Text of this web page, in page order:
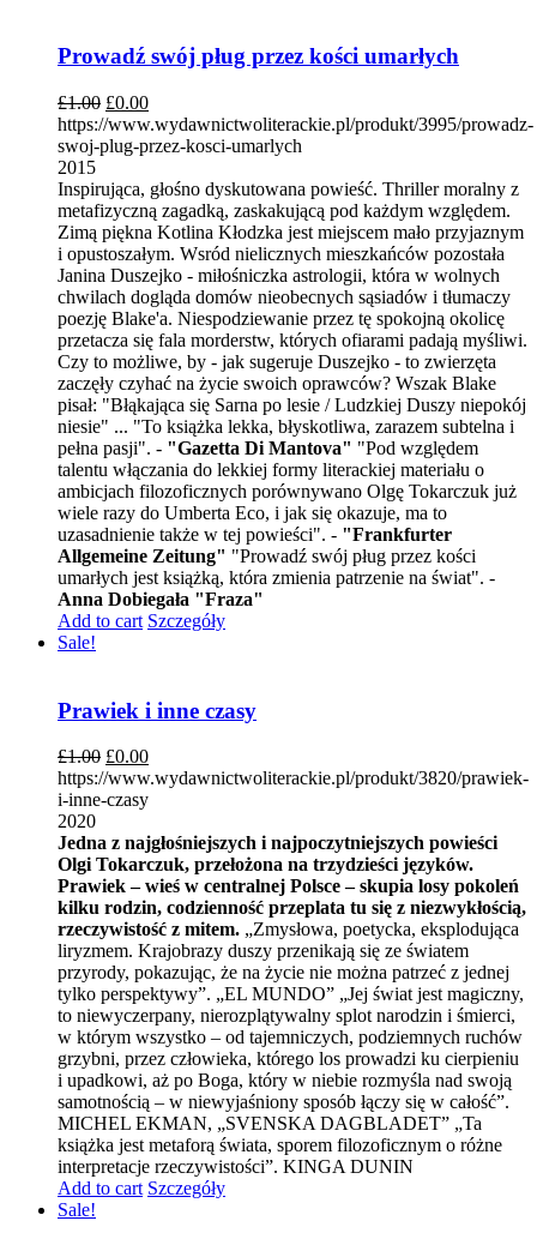
Prowadź swój pług przez kości umarłych
£1.00 £0.00
https://www.wydawnictwoliterackie.pl/produkt/3995/prowadz-
swoj-plug-przez-kosci-umarlych
2015
Inspirująca, głośno dyskutowana powieść. Thriller moralny z
metafizyczną zagadką, zaskakującą pod każdym względem.
Zimą piękna Kotlina Kłodzka jest miejscem mało przyjaznym
i opustoszałym. Wsród nielicznych mieszkańców pozostała
Janina Duszejko - miłośniczka astrologii, która w wolnych
chwilach dogląda domów nieobecnych sąsiadów i tłumaczy
poezję Blake'a. Niespodziewanie przez tę spokojną okolicę
przetacza się fala morderstw, których ofiarami padają myśliwi.
Czy to możliwe, by - jak sugeruje Duszejko - to zwierzęta
zaczęły czyhać na życie swoich oprawców? Wszak Blake
pisał: "Błąkająca się Sarna po lesie / Ludzkiej Duszy niepokój
niesie" ... "To książka lekka, błyskotliwa, zarazem subtelna i
pełna pasji". - "Gazetta Di Mantova" "Pod względem
talentu włączania do lekkiej formy literackiej materiału o
ambicjach filozoficznych porównywano Olgę Tokarczuk już
wiele razy do Umberta Eco, i jak się okazuje, ma to
uzasadnienie także w tej powieści". - "Frankfurter
Allgemeine Zeitung" "Prowadź swój pług przez kości
umarłych jest książką, która zmienia patrzenie na świat". -
Anna Dobiegała "Fraza"
Add to cart Szczegóły
Sale!
Prawiek i inne czasy
£1.00 £0.00
https://www.wydawnictwoliterackie.pl/produkt/3820/prawiek-
i-inne-czasy
2020
Jedna z najgłośniejszych i najpoczytniejszych powieści
Olgi Tokarczuk, przełożona na trzydzieści języków.
Prawiek – wieś w centralnej Polsce – skupia losy pokoleń
kilku rodzin, codzienność przeplata tu się z niezwykłością,
rzeczywistość z mitem. „Zmysłowa, poetycka, eksplodująca
liryzmem. Krajobrazy duszy przenikają się ze światem
przyrody, pokazując, że na życie nie można patrzeć z jednej
tylko perspektywy”. „EL MUNDO” „Jej świat jest magiczny,
to niewyczerpany, nierozplątywalny splot narodzin i śmierci,
w którym wszystko – od tajemniczych, podziemnych ruchów
grzybni, przez człowieka, którego los prowadzi ku cierpieniu
i upadkowi, aż po Boga, który w niebie rozmyśla nad swoją
samotnością – w niewyjaśniony sposób łączy się w całość”.
MICHEL EKMAN, „SVENSKA DAGBLADET” „Ta
książka jest metaforą świata, sporem filozoficznym o różne
interpretacje rzeczywistości”. KINGA DUNIN
Add to cart Szczegóły
Sale!